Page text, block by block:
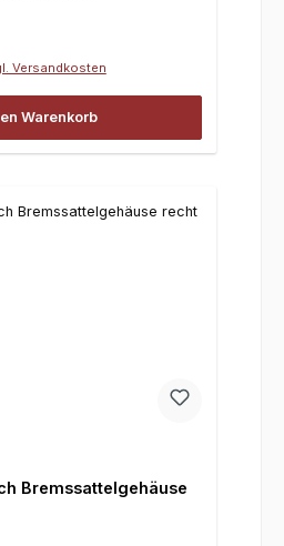
Versandkosten
Warenkorb
Bremssattelgehäuse